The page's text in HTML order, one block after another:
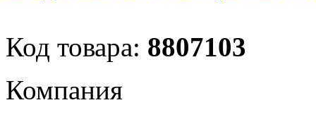
Код товара: 8807103
Компания